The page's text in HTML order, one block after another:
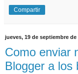
Compartir
jueves, 19 de septiembre de
Como enviar
Blogger a los